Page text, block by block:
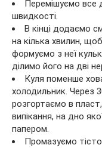
Перемішуємо все
швидкості.
В кінці додаємо
на кілька хвилин,
формуємо з неї
ділимо його на дві
Куля поменше
холодильник. Через
розгортаємо в
випікання, на дно
папером.
Промазуємо